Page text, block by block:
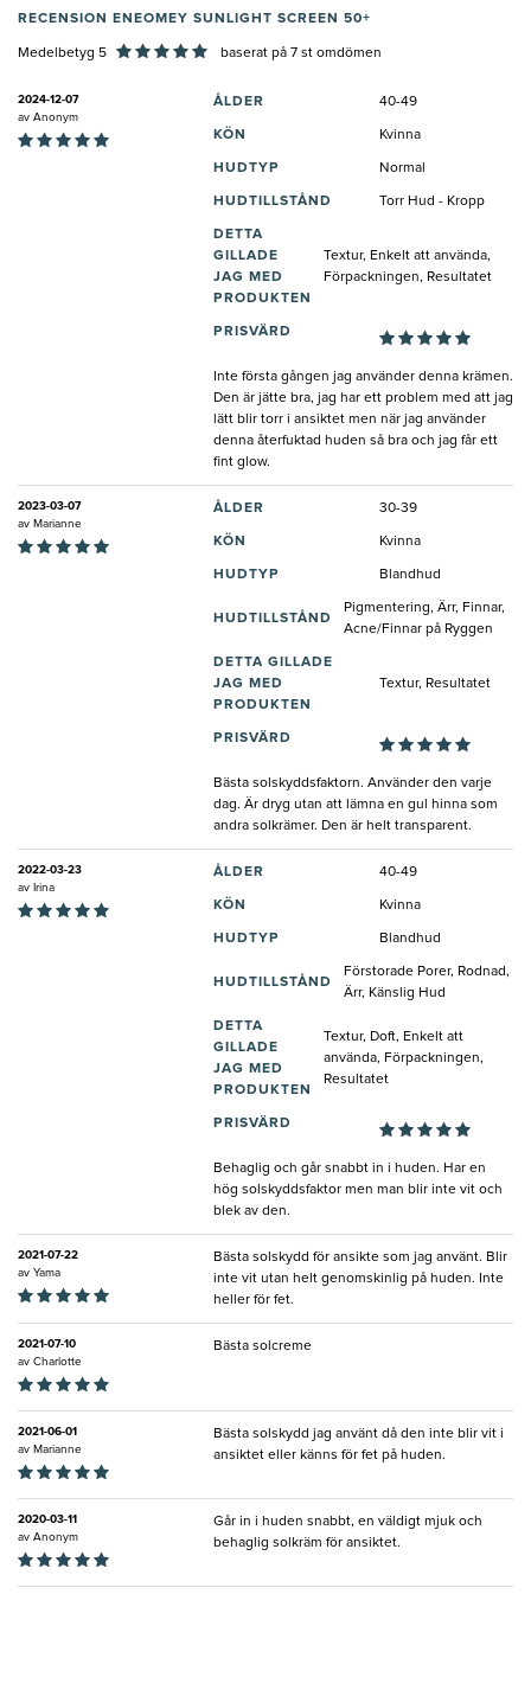
RECENSION ENEOMEY SUNLIGHT SCREEN 50+
Medelbetyg 5 baserat på 7 st omdömen
2024-12-07
av Anonym
ÅLDER 40-49
KÖN Kvinna
HUDTYP Normal
HUDTILLSTÅND Torr Hud - Kropp
DETTA
GILLADE
JAG MED
PRODUKTEN
Textur, Enkelt att använda,
Förpackningen, Resultatet
PRISVÄRD
Inte första gången jag använder denna krämen.
Den är jätte bra, jag har ett problem med att jag
lätt blir torr i ansiktet men när jag använder
denna återfuktad huden så bra och jag får ett
fint glow.
2023-03-07
av Marianne
ÅLDER 30-39
KÖN Kvinna
HUDTYP Blandhud
HUDTILLSTÅND
Pigmentering, Ärr, Finnar,
Acne/Finnar på Ryggen
DETTA GILLADE
JAG MED
PRODUKTEN
Textur, Resultatet
PRISVÄRD
Bästa solskyddsfaktorn. Använder den varje
dag. Är dryg utan att lämna en gul hinna som
andra solkrämer. Den är helt transparent.
2022-03-23
av Irina
ÅLDER 40-49
KÖN Kvinna
HUDTYP Blandhud
HUDTILLSTÅND
Förstorade Porer, Rodnad,
Ärr, Känslig Hud
DETTA
GILLADE
JAG MED
PRODUKTEN
Textur, Doft, Enkelt att
använda, Förpackningen,
Resultatet
PRISVÄRD
Behaglig och går snabbt in i huden. Har en
hög solskyddsfaktor men man blir inte vit och
blek av den.
2021-07-22
av Yama
Bästa solskydd för ansikte som jag använt. Blir
inte vit utan helt genomskinlig på huden. Inte
heller för fet.
2021-07-10
av Charlotte
Bästa solcreme
2021-06-01
av Marianne
Bästa solskydd jag använt då den inte blir vit i
ansiktet eller känns för fet på huden.
2020-03-11
av Anonym
Går in i huden snabbt, en väldigt mjuk och
behaglig solkräm för ansiktet.